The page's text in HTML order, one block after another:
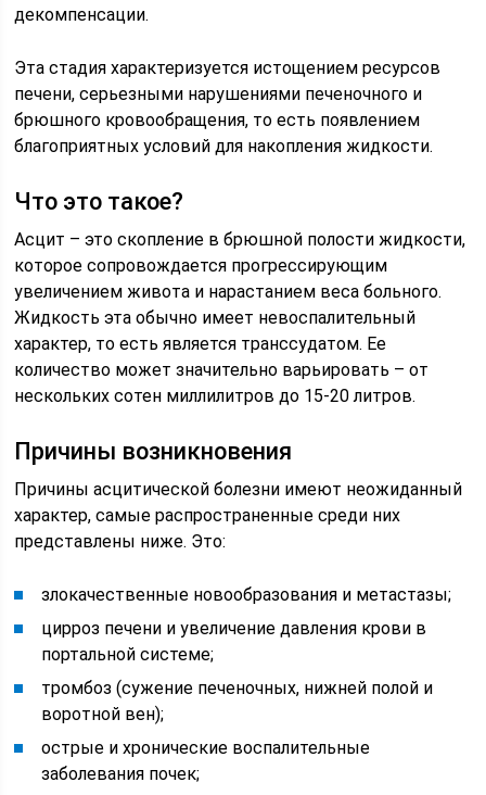
декомпенсации.
Эта стадия характеризуется истощением ресурсов
печени, серьезными нарушениями печеночного и
брюшного кровообращения, то есть появлением
благоприятных условий для накопления жидкости.
Что это такое?
Асцит – это скопление в брюшной полости жидкости,
которое сопровождается прогрессирующим
увеличением живота и нарастанием веса больного.
Жидкость эта обычно имеет невоспалительный
характер, то есть является транссудатом. Ее
количество может значительно варьировать – от
нескольких сотен миллилитров до 15-20 литров.
Причины возникновения
Причины асцитической болезни имеют неожиданный
характер, самые распространенные среди них
представлены ниже. Это:
злокачественные новообразования и метастазы;
цирроз печени и увеличение давления крови в
портальной системе;
тромбоз (сужение печеночных, нижней полой и
воротной вен);
острые и хронические воспалительные
заболевания почек;